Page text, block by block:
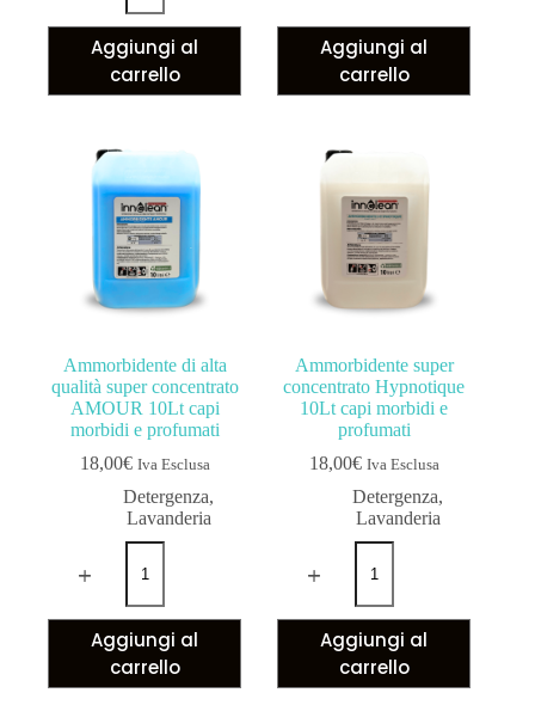
Aggiungi al
carrello
Aggiungi al
carrello
Ammorbidente di alta
qualità super concentrato
AMOUR 10Lt capi
morbidi e profumati
18,00€ Iva Esclusa
Detergenza,
Lavanderia
Aggiungi al
carrello
Ammorbidente super
concentrato Hypnotique
10Lt capi morbidi e
profumati
18,00€ Iva Esclusa
Detergenza,
Lavanderia
Aggiungi al
carrello